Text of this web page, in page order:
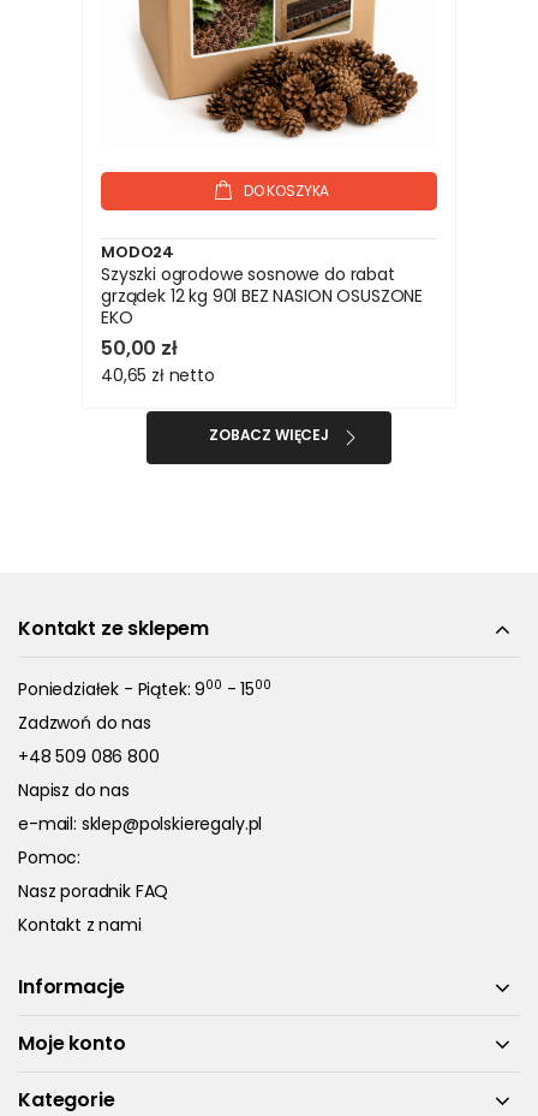
DO KOSZYKA
MODO24
Szyszki ogrodowe sosnowe do rabat
grządek 12 kg 90l BEZ NASION OSUSZONE
EKO
50,00 zł
40,65 zł netto
ZOBACZ WIĘCEJ
Kontakt ze sklepem
Poniedziałek - Piątek: 900 - 1500
Zadzwoń do nas
+48 509 086 800
Napisz do nas
e-mail: sklep@polskieregaly.pl
Pomoc:
Nasz poradnik FAQ
Kontakt z nami
Informacje
Moje konto
Kategorie